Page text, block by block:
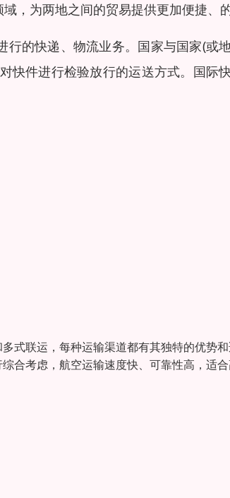
，为两地之间的贸易提供更加便捷、的
的快递、物流业务。国家与国家(或
快件进行检验放行的运送方式。国际
式联运，每种运输渠道都有其独特的优势
合考虑，航空运输速度快、可靠性高，适